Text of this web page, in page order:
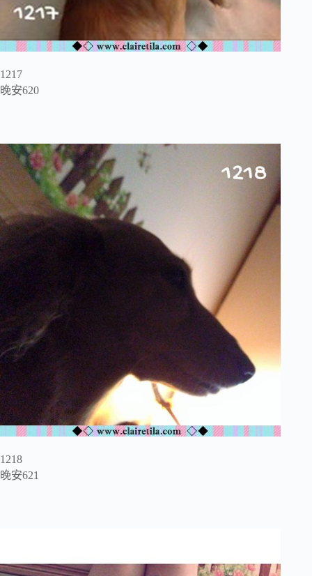
1217
晚安620
1218
晚安621